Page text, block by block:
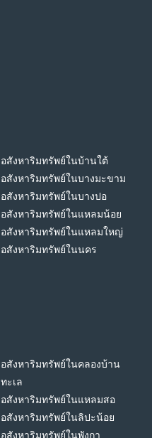
อสังหาริมทรัพย์ในบ้านใต้
อสังหาริมทรัพย์ในบางมะขาม
อสังหาริมทรัพย์ในบางปอ
อสังหาริมทรัพย์ในแหลมน้อย
อสังหาริมทรัพย์ในแหลมใหญ่
อสังหาริมทรัพย์ในนคร
อสังหาริมทรัพย์ในคลองบ้าน
ทะเล
อสังหาริมทรัพย์ในแหลมสอ
อสังหาริมทรัพย์ในลิปะน้อย
อสังหาริมทรัพย์ในพังกา